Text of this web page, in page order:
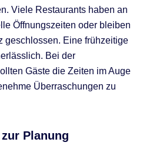
Viele Restaurants haben an
Öffnungszeiten oder bleiben
geschlossen. Eine frühzeitige
Bei der
Gäste die Zeiten im Auge
Überraschungen zu
Planung